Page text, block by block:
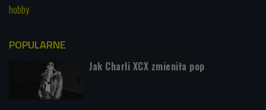
hobby
POPULARNE
Jak Charli XCX zmieniła pop